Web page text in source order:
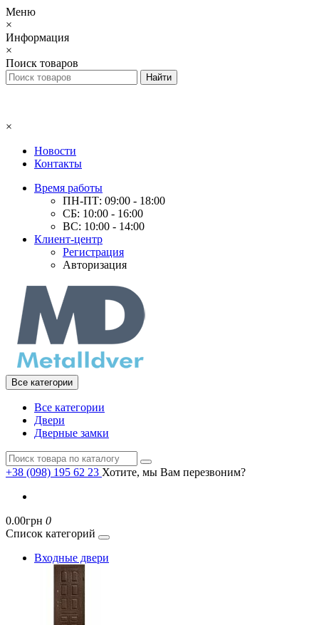
Меню
×
Информация
×
Поиск товаров
×
Новости
Контакты
Время работы
ПН-ПТ: 09:00 - 18:00
СБ: 10:00 - 16:00
ВС: 10:00 - 14:00
Клиент-центр
Регистрация
Авторизация
Все категории
Все категории
Двери
Дверные замки
+38 (098) 195 62 23 Хотите, мы Вам перезвоним?
0.00грн 0
Список категорий
Входные двери